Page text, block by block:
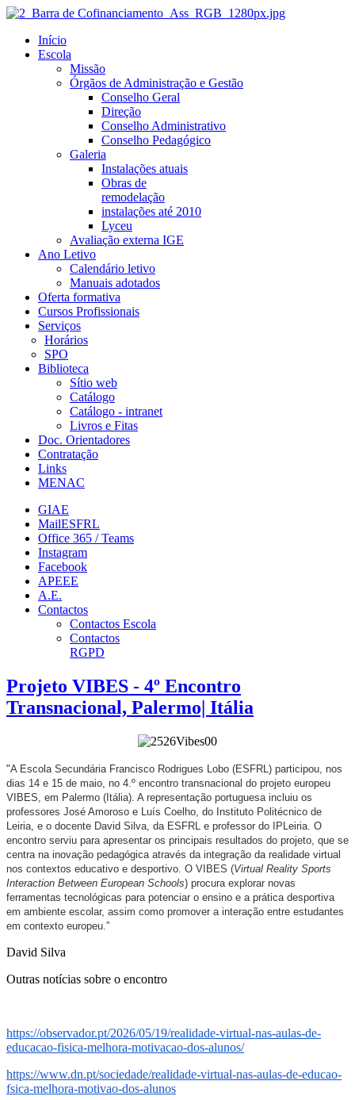
Início
Escola
Missão
Órgãos de Administração e Gestão
Conselho Geral
Direção
Conselho Administrativo
Conselho Pedagógico
Galeria
Instalações atuais
Obras de
remodelação
instalações até 2010
Lyceu
Avaliação externa IGE
Ano Letivo
Calendário letivo
Manuais adotados
Oferta formativa
Cursos Profissionais
Serviços
Horários
SPO
Biblioteca
Sítio web
Catálogo
Catálogo - intranet
Livros e Fitas
Doc. Orientadores
Contratação
Links
MENAC
GIAE
MailESFRL
Office 365 / Teams
Instagram
Facebook
APEEE
A.E.
Contactos
Contactos Escola
Contactos
RGPD
Projeto VIBES - 4º Encontro
Transnacional, Palermo| Itália
"A Escola Secundária Francisco Rodrigues Lobo (ESFRL) participou, nos
dias 14 e 15 de maio, no 4.º encontro transnacional do projeto europeu
VIBES, em Palermo (Itália). A representação portuguesa incluiu os
professores José Amoroso e Luís Coelho, do Instituto Politécnico de
Leiria, e o docente David Silva, da ESFRL
e professor do IPLeiria. O
encontro serviu para apresentar os principais resultados do projeto, que se
centra na inovação pedagógica através da integração da realidade virtual
nos contextos educativo e desportivo. O VIBES (Virtual Reality Sports
Interaction Between European Schools) procura explorar novas
ferramentas tecnológicas para potenciar o ensino e a prática desportiva
em ambiente escolar, assim como promover a interação entre estudantes
em contexto europeu. ”
David Silva
Outras notícias sobre o encontro
https://observador.pt/2026/05/19/realidade-virtual-nas-aulas-de-
educacao-fisica-melhora-motivacao-dos-alunos/
https://www.dn.pt/sociedade/realidade-virtual-nas-aulas-de-educao-
fsica-melhora-motivao-dos-alunos